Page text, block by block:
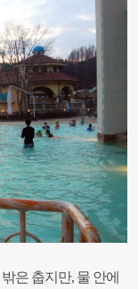
밖은 춥지만, 물 안에